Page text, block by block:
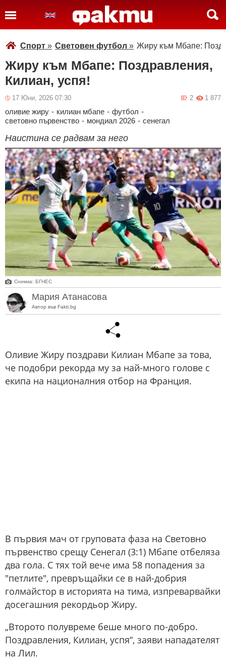
Спорт » Световен футбол » Жиру към Мбапе:
Жиру към Мбапе: Поздравления,
Килиан, успя!
17 Юни, 2026 07:30 1 877
2
оливие жиру - килиан мбапе - футбол -
световно първенство - мондиал 2026 - сенегал
Наистина се радвам за него
Снимка: БГНЕС
Мария Атанасова
Автор във Fakti.bg
Оливие Жиру поздрави Килиан Мбапе за това,
че подобри рекорда му за най-много голове с
екипа на националния отбор на Франция.
В първия мач от груповата фаза на Световно
първенство срещу Сенегал (3:1) Мбапе отбеляза
два гола. С тях той вече има 58 попадения за
"петлите", превръщайки се в най-добрия
голмайстор в историята на тима, изпреварвайки
досегашния рекордьор Жиру.
„Второто полувреме беше много по-добро.
Поздравления, Килиан, успя“, заяви нападателят
на Лил.